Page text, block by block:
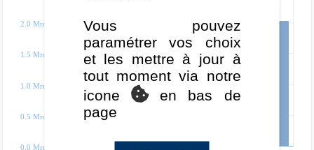
0.0 Mrd€
0.5 Mrd€
1.0 Mrd€
1.5 Mrd€
2.0 Mrd€
Vous pouvez
paramétrer vos choix
et les mettre à jour à
tout moment via notre
icone
en bas de
page